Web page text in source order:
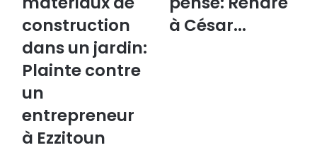
construction
dans un jardin:
Plainte contre
un
entrepreneur
à Ezzitoun
à César...